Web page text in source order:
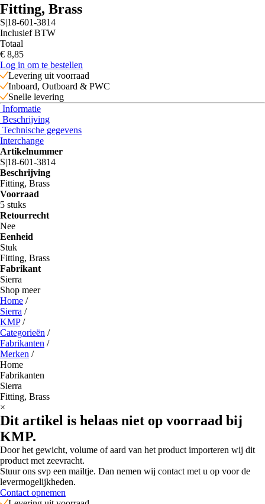
Fitting, Brass
S|18-601-3814
Inclusief BTW
Totaal
€ 8,85
Log in om te bestellen
Levering uit voorraad
Inboard, Outboard & PWC
Snelle levering
Informatie
Beschrijving
Technische gegevens
Interchange
Artikelnummer
S|18-601-3814
Beschrijving
Fitting, Brass
Voorraad
5 stuks
Retourrecht
Nee
Eenheid
Stuk
Fitting, Brass
Fabrikant
Sierra
Shop meer
Home /
Sierra /
KMP/
Categorieën /
Fabrikanten /
Merken /
Home
Fabrikanten
Sierra
Fitting, Brass
×
Dit artikel is helaas niet op voorraad bij
KMP.
Door het gewicht, volume of aard van het product importeren wij dit
product met zeevracht.
Stuur ons svp een mailtje. Dan nemen wij contact met u op voor de
levermogelijkheden.
Contact opnemen